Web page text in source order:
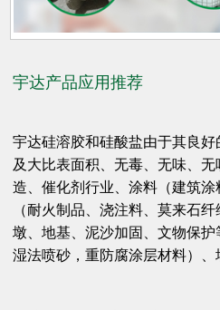
宇达产品应用推荐
宇达硅溶胶和硅酸盐由于其良
及大比表面积、无毒、无味、
造、催化剂行业、涂料（建筑
（耐火制品、浇注料、莫来石
墩、地基、泥沙加固、文物保
湿法喷砂，重防腐涂层材料）